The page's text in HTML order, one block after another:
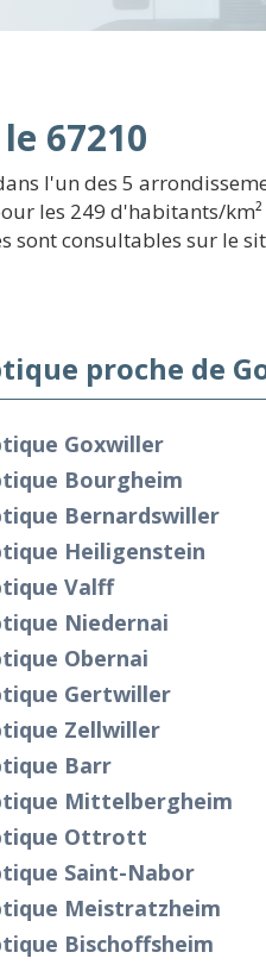
67210
l'un des 5
les 249 d'habitants/
sont consultables sur le
proche de
Goxwiller
Bourgheim
Bernardswiller
Heiligenstein
Valff
Niedernai
Obernai
Gertwiller
Zellwiller
Barr
Mittelbergheim
Ottrott
Saint-Nabor
Meistratzheim
Bischoffsheim